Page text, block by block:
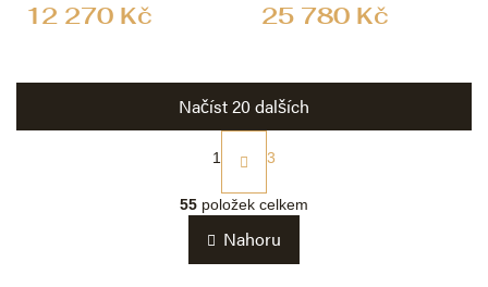
12 270 Kč 25 780 Kč
v
l
á
d
Načíst 20 dalších
S
t
á
n
k
1 3
55 položek celkem
Nahoru